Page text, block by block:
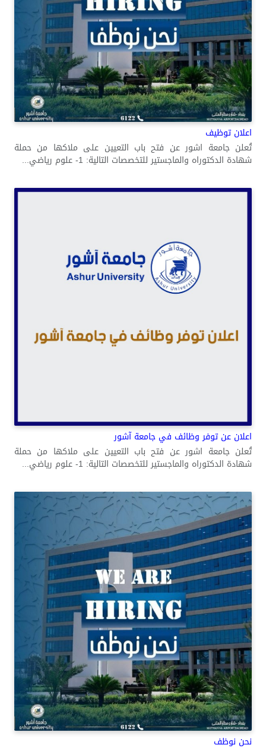
اعلان توظيف
تُعلن جامعة اشور عن فتح باب التعيين على ملاكها من حملة
شهادة الدكتوراه والماجستير للتخصصات التالية: 1- علوم رياضي...
اعلان عن توفر وظائف في جامعة آشور
تُعلن جامعة اشور عن فتح باب التعيين على ملاكها من حملة
شهادة الدكتوراه والماجستير للتخصصات التالية: 1- علوم رياضي...
نحن نوظف